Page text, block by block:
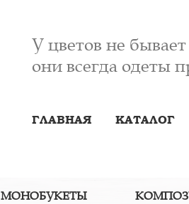
У цветов не
они всегда одеты
ГЛАВНАЯ КАТАЛОГ
МОНОБУКЕТЫ